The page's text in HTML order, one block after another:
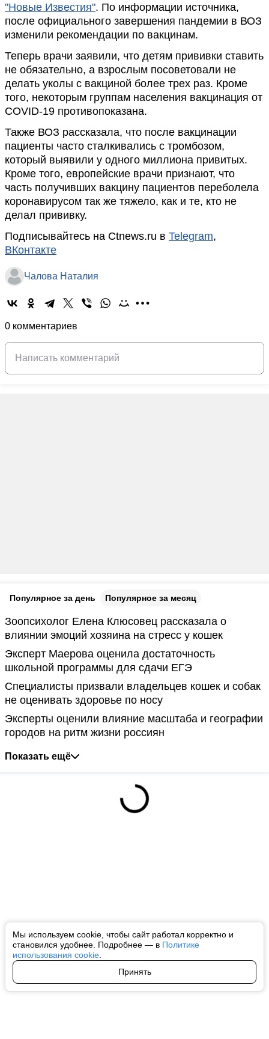
Мы используем cookie, чтобы сайт работал корректно и
становился удобнее. Подробнее — в Политике
использования cookie
Принять
"Новые Известия". По информации источника,
после официального завершения пандемии в ВОЗ
изменили рекомендации по вакцинам.
Теперь врачи заявили, что детям прививки ставить
не обязательно, а взрослым посоветовали не
делать уколы с вакциной более трех раз. Кроме
того, некоторым группам населения вакцинация от
COVID-19 противопоказана.
Также ВОЗ рассказала, что после вакцинации
пациенты часто сталкивались с тромбозом,
который выявили у одного миллиона привитых.
Кроме того, европейские врачи признают, что
часть получивших вакцину пациентов переболела
коронавирусом так же тяжело, как и те, кто не
делал прививку.
Подписывайтесь на Ctnews.ru в Telegram,
ВКонтакте
Чалова Наталия
0 комментариев
Популярное за день Популярное за месяц
Зоопсихолог Елена Клюсовец рассказала о
влиянии эмоций хозяина на стресс у кошек
Эксперт Маерова оценила достаточность
школьной программы для сдачи ЕГЭ
Специалисты призвали владельцев кошек и собак
не оценивать здоровье по носу
Эксперты оценили влияние масштаба и географии
городов на ритм жизни россиян
Показать ещё